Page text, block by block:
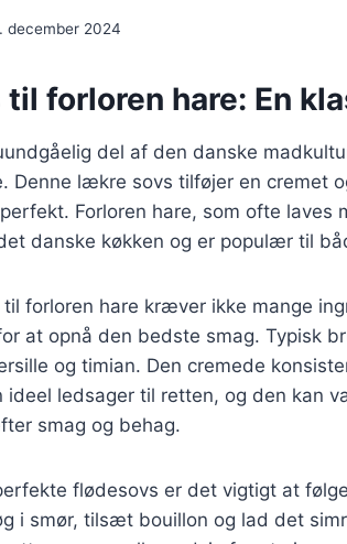
december 2024
til forloren hare: En
del af den danske
Denne lækre sovs tilføjer en cremet
Forloren hare, som ofte laves
danske køkken og er populær til
forloren hare kræver ikke mange
at opnå den bedste smag. Typisk
og timian. Den cremede
ideel ledsager til retten, og den kan
smag og behag.
flødesovs er det vigtigt at
i smør, tilsæt bouillon og lad det